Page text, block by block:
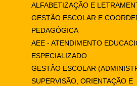
ALFABETIZAÇÃO E
GESTÃO ESCOLAR E
PEDAGÓGICA
AEE - ATENDIMENTO
ESPECIALIZADO
GESTÃO ESCOLAR
SUPERVISÃO, ORIENTAÇÃO E